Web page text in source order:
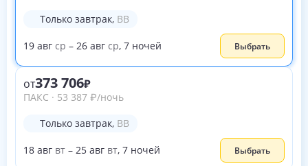
Только завтрак, BB
19 авг ср – 26 авг ср, 7 ночей Выбрать
от373 706
ПАКС · 53 387 ₽/ночь
Только завтрак, BB
18 авг вт – 25 авг вт, 7 ночей Выбрать